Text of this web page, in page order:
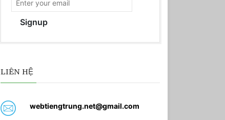
Signup
LIÊN HỆ
webtiengtrung.net@gmail.com